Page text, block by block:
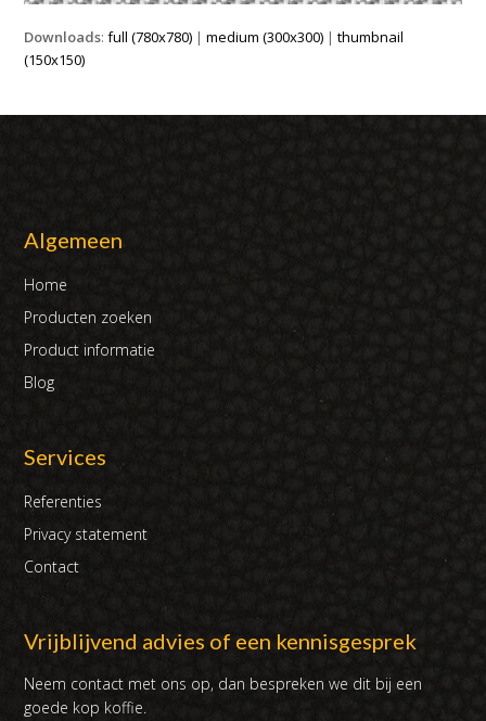
Downloads:full (780x780) |medium (300x300) |thumbnail
(150x150)
Algemeen
Home
Producten zoeken
Product informatie
Blog
Services
Referenties
Privacy statement
Contact
Vrijblijvend advies of een kennisgesprek
Neem contact met ons op, dan bespreken we dit bij een
goede kop koffie.